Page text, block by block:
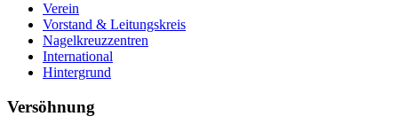
Verein
Vorstand & Leitungskreis
Nagelkreuzzentren
International
Hintergrund
Versöhnung